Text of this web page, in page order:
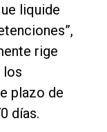
liquide
rige
los
plazo de
días.